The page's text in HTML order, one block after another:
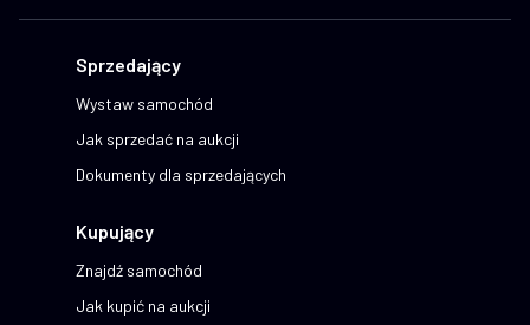
Sprzedający
Wystaw samochód
Jak sprzedać na aukcji
Dokumenty dla sprzedających
Kupujący
Znajdź samochód
Jak kupić na aukcji